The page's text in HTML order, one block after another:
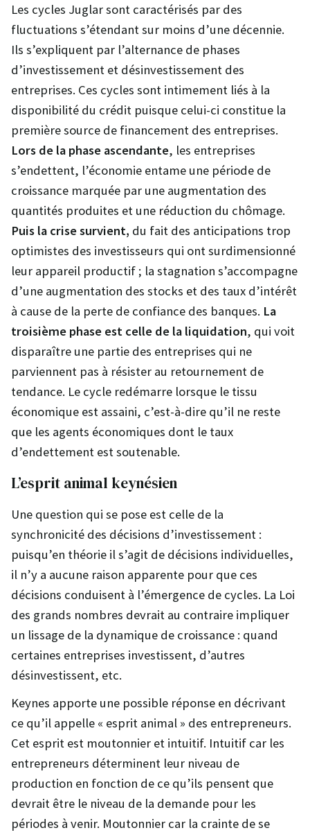
Les cycles Juglar sont caractérisés par des
fluctuations s’étendant sur moins d’une décennie.
Ils s’expliquent par l’alternance de phases
d’investissement et désinvestissement des
entreprises. Ces cycles sont intimement liés à la
disponibilité du crédit puisque celui-ci constitue la
première source de financement des entreprises.
Lors de la phase ascendante, les entreprises
s’endettent, l’économie entame une période de
croissance marquée par une augmentation des
quantités produites et une réduction du chômage.
Puis la crise survient, du fait des anticipations trop
optimistes des investisseurs qui ont surdimensionné
leur appareil productif ; la stagnation s’accompagne
d’une augmentation des stocks et des taux d’intérêt
à cause de la perte de confiance des banques. La
troisième phase est celle de la liquidation, qui voit
disparaître une partie des entreprises qui ne
parviennent pas à résister au retournement de
tendance. Le cycle redémarre lorsque le tissu
économique est assaini, c’est-à-dire qu’il ne reste
que les agents économiques dont le taux
d’endettement est soutenable.
L’esprit animal keynésien
Une question qui se pose est celle de la
synchronicité des décisions d’investissement :
puisqu’en théorie il s’agit de décisions individuelles,
il n’y a aucune raison apparente pour que ces
décisions conduisent à l’émergence de cycles. La Loi
des grands nombres devrait au contraire impliquer
un lissage de la dynamique de croissance : quand
certaines entreprises investissent, d’autres
désinvestissent, etc.
Keynes apporte une possible réponse en décrivant
ce qu’il appelle « esprit animal » des entrepreneurs.
Cet esprit est moutonnier et intuitif. Intuitif car les
entrepreneurs déterminent leur niveau de
production en fonction de ce qu’ils pensent que
devrait être le niveau de la demande pour les
périodes à venir. Moutonnier car la crainte de se